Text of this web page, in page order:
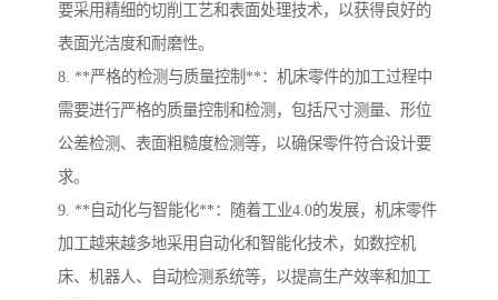
要采用精细的切削工艺和表面处理技术，以获得良好的
表面光洁度和耐磨性。
8. **严格的检测与质量控制**：机床零件的加工过程中
需要进行严格的质量控制和检测，包括尺寸测量、形位
公差检测、表面粗糙度检测等，以确保零件符合设计要
求。
9. **自动化与智能化**：随着工业4.0的发展，机床零件
加工越来越多地采用自动化和智能化技术，如数控机
床、机器人、自动检测系统等，以提高生产效率和加工